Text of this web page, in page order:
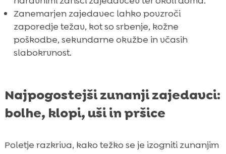
Zanemarjen zajedavec lahko povzroči
zaporedje težav, kot so srbenje, kožne
poškodbe, sekundarne okužbe in včasih
slabokrvnost.
Najpogostejši zunanji zajedavci:
bolhe, klopi, uši in pršice
Poletje razkriva, kako težko se je izogniti zunanjim